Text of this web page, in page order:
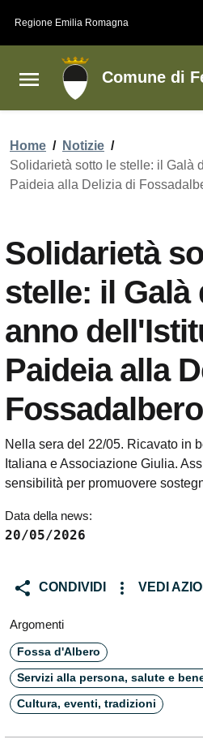
Vai al contenuto principale
Vai al footer
Regione Emilia Romagna
Comune di
Home / Notizie /
Solidarietà sotto le stelle: il Galà
Paideia alla Delizia di
Solidarietà
stelle: il Galà
anno
Paideia alla
Fossadalbero
Nella sera del 22/05. Ricavato in
Italiana e Associazione Giulia.
sensibilità per promuovere
Data della news:
20/05/2026
CONDIVIDI VEDI
Argomenti
Fossa d'Albero
Servizi alla persona, salute e
Cultura, eventi, tradizioni